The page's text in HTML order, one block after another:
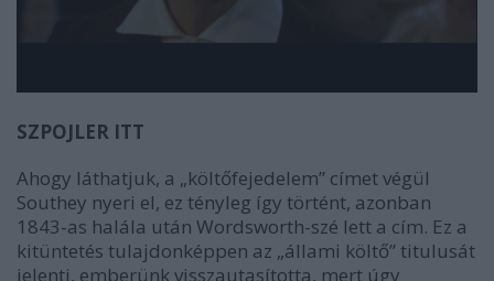
SZPOJLER ITT
Ahogy láthatjuk, a „költőfejedelem” címet végül
Southey nyeri el, ez tényleg így történt, azonban
1843-as halála után Wordsworth-szé lett a cím. Ez a
kitüntetés tulajdonképpen az „állami költő” titulusát
jelenti, emberünk visszautasította, mert úgy